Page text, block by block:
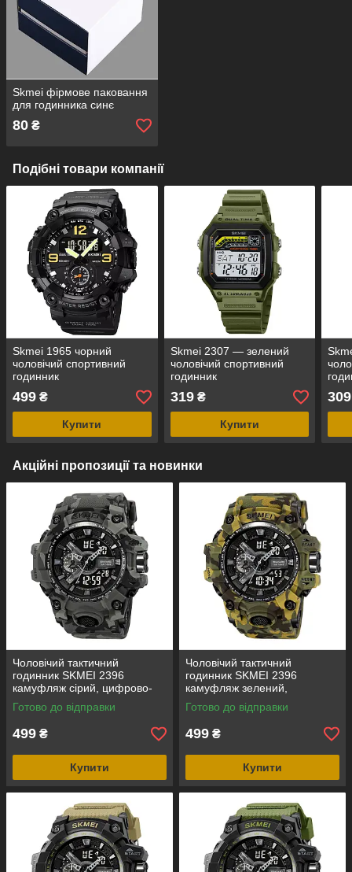
Skmei фірмове паковання
для годинника синє
80 ₴
Подібні товари компанії
Skmei 1965 чорний
чоловічий спортивний
годинник
499 ₴
Купити
Skmei 2307 — зелений
чоловічий спортивний
годинник
319₴
Купити
309
Акційні пропозиції та новинки
Чоловічий тактичний
годинник SKMEI 2396
камуфляж сірий, цифрово-
аналоговий, водозахист 5
ATM
Готово до відправки
499 ₴
Купити
Чоловічий тактичний
годинник SKMEI 2396
камуфляж зелений,
цифрово-аналоговий,
водозахист 5 ATM
Готово до відправки
499 ₴
Купити